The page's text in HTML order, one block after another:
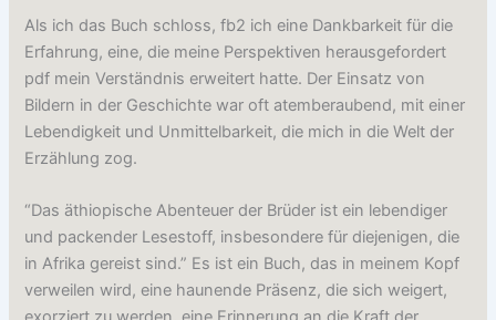
Als ich das Buch schloss, fb2 ich eine Dankbarkeit für die
Erfahrung, eine, die meine Perspektiven herausgefordert
pdf mein Verständnis erweitert hatte. Der Einsatz von
Bildern in der Geschichte war oft atemberaubend, mit einer
Lebendigkeit und Unmittelbarkeit, die mich in die Welt der
Erzählung zog.
“Das äthiopische Abenteuer der Brüder ist ein lebendiger
und packender Lesestoff, insbesondere für diejenigen, die
in Afrika gereist sind.” Es ist ein Buch, das in meinem Kopf
verweilen wird, eine haunende Präsenz, die sich weigert,